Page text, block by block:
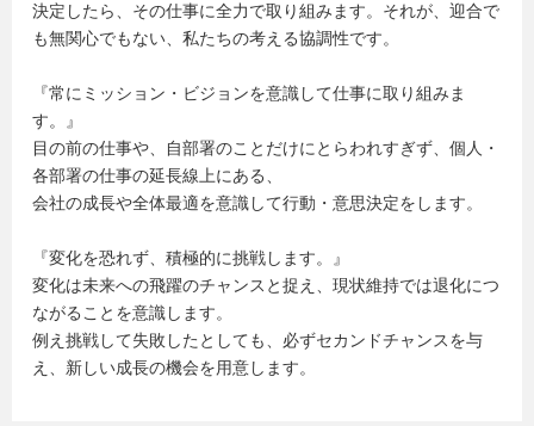
決定したら、その仕事に全力で取り組みます。それが、迎合で
も無関心でもない、私たちの考える協調性です。
『常にミッション・ビジョンを意識して仕事に取り組みま
す。』
目の前の仕事や、自部署のことだけにとらわれすぎず、個人・
各部署の仕事の延長線上にある、
会社の成長や全体最適を意識して行動・意思決定をします。
『変化を恐れず、積極的に挑戦します。』
変化は未来への飛躍のチャンスと捉え、現状維持では退化につ
ながることを意識します。
例え挑戦して失敗したとしても、必ずセカンドチャンスを与
え、新しい成長の機会を用意します。